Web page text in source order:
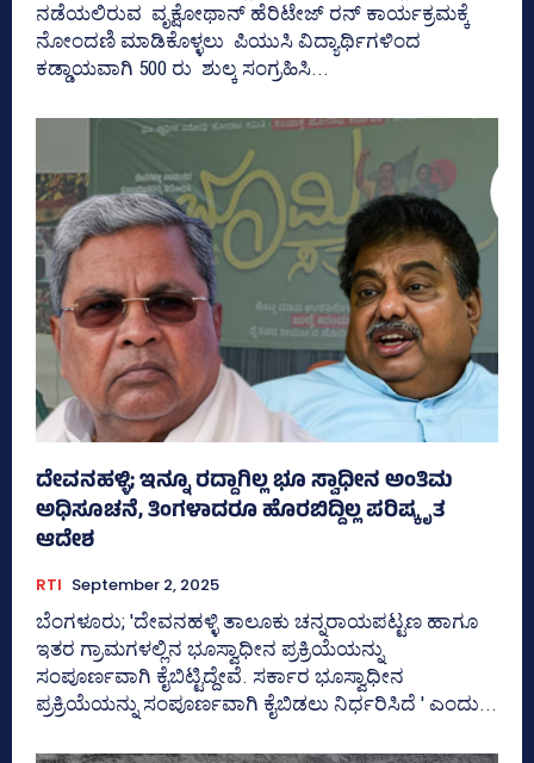
ನಡೆಯಲಿರುವ ವೃಕ್ಷೋಥಾನ್‌ ಹೆರಿಟೇಜ್‌ ರನ್‌ ಕಾರ್ಯಕ್ರಮಕ್ಕೆ
ನೋಂದಣಿ ಮಾಡಿಕೊಳ್ಳಲು ಪಿಯುಸಿ ವಿದ್ಯಾರ್ಥಿಗಳಿಂದ
ಕಡ್ಡಾಯವಾಗಿ 500 ರು ಶುಲ್ಕ ಸಂಗ್ರಹಿಸಿ...
ದೇವನಹಳ್ಳಿ; ಇನ್ನೂ ರದ್ದಾಗಿಲ್ಲ ಭೂ ಸ್ವಾಧೀನ ಅಂತಿಮ
ಅಧಿಸೂಚನೆ, ತಿಂಗಳಾದರೂ ಹೊರಬಿದ್ದಿಲ್ಲ ಪರಿಷ್ಕೃತ
ಆದೇಶ
RTI September 2, 2025
ಬೆಂಗಳೂರು; 'ದೇವನಹಳ್ಳಿ ತಾಲೂಕು ಚನ್ನರಾಯಪಟ್ಟಣ ಹಾಗೂ
ಇತರ ಗ್ರಾಮಗಳಲ್ಲಿನ ಭೂಸ್ವಾಧೀನ ಪ್ರಕ್ರಿಯೆಯನ್ನು
ಸಂಪೂರ್ಣವಾಗಿ ಕೈಬಿಟ್ಟಿದ್ದೇವೆ. ಸರ್ಕಾರ ಭೂಸ್ವಾಧೀನ
ಪ್ರಕ್ರಿಯೆಯನ್ನು ಸಂಪೂರ್ಣವಾಗಿ ಕೈಬಿಡಲು ನಿರ್ಧರಿಸಿದೆ ' ಎಂದು...